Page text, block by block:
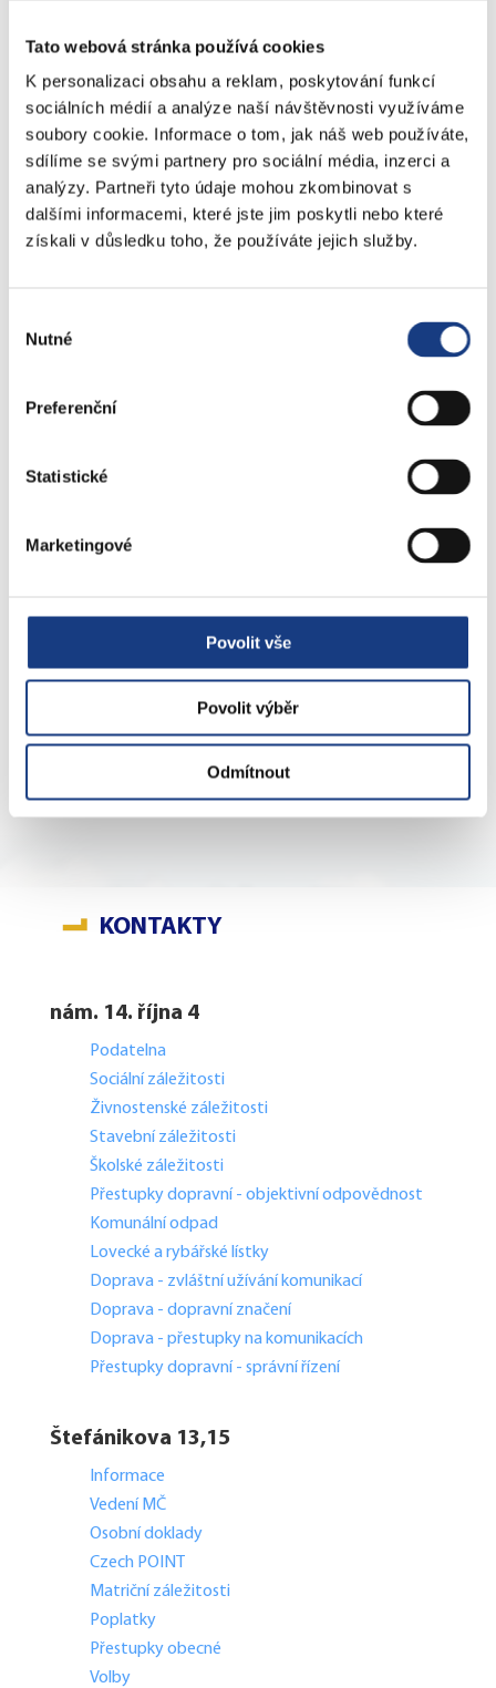
Tato webová stránka používá cookies
K personalizaci obsahu a reklam, poskytování funkcí
sociálních médií a analýze naší návštěvnosti využíváme
soubory cookie. Informace o tom, jak náš web používáte,
sdílíme se svými partnery pro sociální média, inzerci a
analýzy. Partneři tyto údaje mohou zkombinovat s
dalšími informacemi, které jste jim poskytli nebo které
získali v důsledku toho, že používáte jejich služby.
souhlasu
Nutné
Preferenční
Statistické
Marketingové
Povolit vše
Povolit výběr
Odmítnout
nájemce.
S pozdravem
Vytisknout / Uložit jako PDF
KONTAKTY
nám. 14. října 4
Podatelna
Sociální záležitosti
Živnostenské záležitosti
Stavební záležitosti
Školské záležitosti
Přestupky dopravní - objektivní odpovědnost
Komunální odpad
Lovecké a rybářské lístky
Doprava - zvláštní užívání komunikací
Doprava - dopravní značení
Doprava - přestupky na komunikacích
Přestupky dopravní - správní řízení
Štefánikova 13,15
Informace
Vedení MČ
Osobní doklady
Czech POINT
Matriční záležitosti
Poplatky
Přestupky obecné
Volby